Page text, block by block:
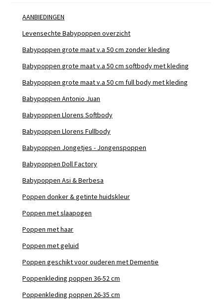
AANBIEDINGEN
Levensechte Babypoppen overzicht
Babypoppen grote maat v.a 50 cm zonder kleding
Babypoppen grote maat v.a 50 cm softbody met kleding
Babypoppen grote maat v.a 50 cm full body met kleding
Babypoppen Antonio Juan
Babypoppen Llorens Softbody
Babypoppen Llorens Fullbody
Babypoppen Jongetjes - Jongenspoppen
Babypoppen Doll Factory
Babypoppen Asi & Berbesa
Poppen donker & getinte huidskleur
Poppen met slaapogen
Poppen met haar
Poppen met geluid
Poppen geschikt voor ouderen met Dementie
Poppenkleding poppen 36-52 cm
Poppenkleding poppen 26-35 cm